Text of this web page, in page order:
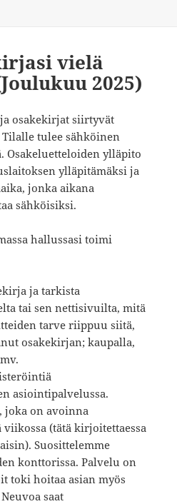
vielä
2025)
osakekirjat siirtyvät
tulee sähköinen
Osakeluetteloiden ylläpito
ylläpitämäksi ja
jonka aikana
sähköisiksi.
hallussasi toimi
ja tarkista
tai sen nettisivuilta, mitä
tarve riippuu siitä,
osakekirjan; kaupalla,
asiointipalvelussa.
joka on avoinna
(tätä kirjoitettaessa
Suosittelemme
konttorissa. Palvelu on
toki hoitaa asian myös
saat